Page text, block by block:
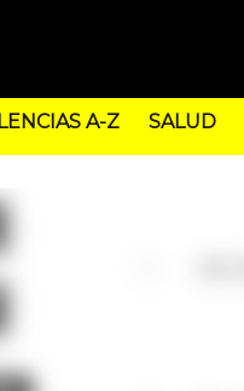
A-Z SALUD